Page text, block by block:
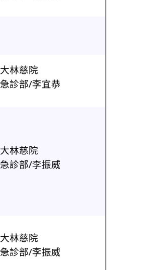
大林慈院
急診部/李宜恭
大林慈院
急診部/李振威
大林慈院
急診部/李振威